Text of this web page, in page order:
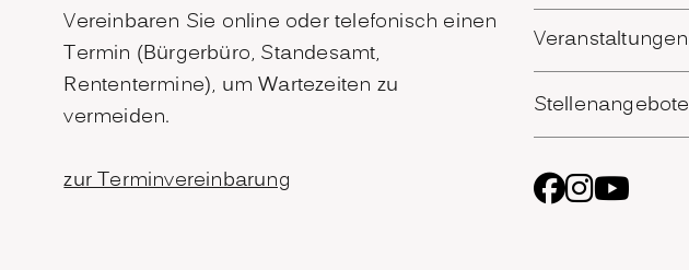
Vereinbaren Sie online oder telefonisch einen
Termin (Bürgerbüro, Standesamt,
Rententermine), um Wartezeiten zu
vermeiden.
zur Terminvereinbarung
Veranstaltungen
Stellenangebote